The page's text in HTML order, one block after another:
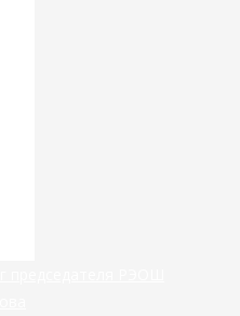
председателя РЭОШ